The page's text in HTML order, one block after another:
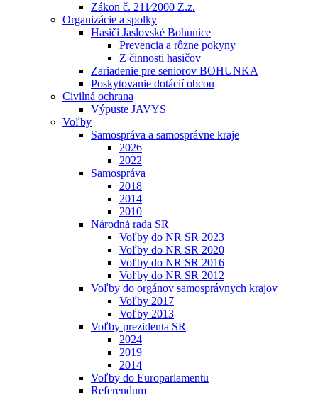
Zákon č. 211⁄2000 Z.z.
Organizácie a spolky
Hasiči Jaslovské Bohunice
Prevencia a rôzne pokyny
Z činnosti hasičov
Zariadenie pre seniorov BOHUNKA
Poskytovanie dotácií obcou
Civilná ochrana
Výpuste JAVYS
Voľby
Samospráva a samosprávne kraje
2026
2022
Samospráva
2018
2014
2010
Národná rada SR
Voľby do NR SR 2023
Voľby do NR SR 2020
Voľby do NR SR 2016
Voľby do NR SR 2012
Voľby do orgánov samosprávnych krajov
Voľby 2017
Voľby 2013
Voľby prezidenta SR
2024
2019
2014
Voľby do Europarlamentu
Referendum